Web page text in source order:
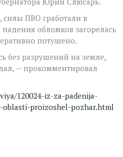
ПВО сработали в
обломков загорелась
потушено.
без разрушений на земле,
— прокомментировал
120024-iz-za-padenija-
proizoshel-pozhar.html